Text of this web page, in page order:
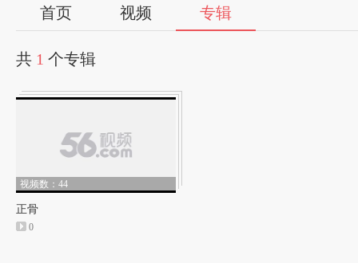
首页 视频 专辑
共 1 个专辑
视频数：44
正骨
0